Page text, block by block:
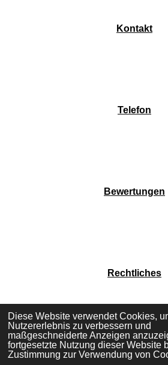
Diese Website verwendet Cookies,
Nutzererlebnis zu verbessern und
maßgeschneiderte Anzeigen
fortgesetzte Nutzung dieser Website
Zustimmung zur Verwendung von
Kontakt
Telefon
Bewertungen
Rechtliches